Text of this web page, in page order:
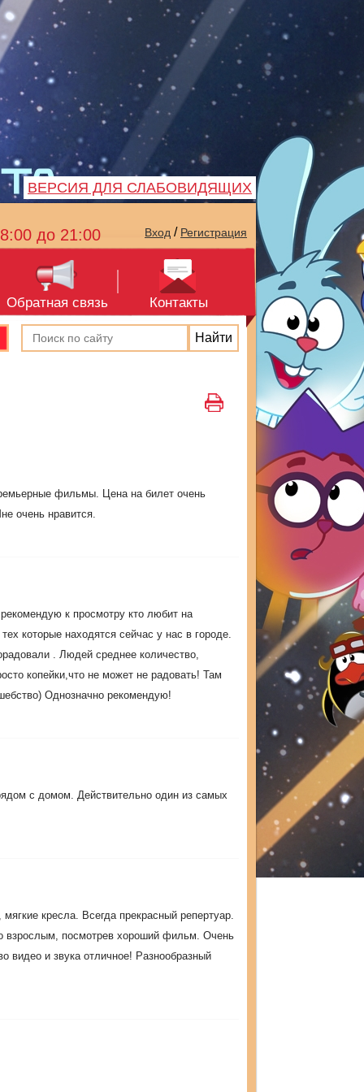
ВЕРСИЯ ДЛЯ СЛАБОВИДЯЩИХ
до 21:00 Вход / Регистрация
Обратная связь Контакты
фильмы. Цена на билет очень
очень нравится.
к просмотру кто любит на
которые находятся сейчас у нас в городе.
. Людей среднее количество,
копейки,что не может не радовать! Там
Однозначно рекомендую!
с домом. Действительно один из самых
кресла. Всегда прекрасный репертуар.
взрослым, посмотрев хороший фильм. Очень
видео и звука отличное! Разнообразный